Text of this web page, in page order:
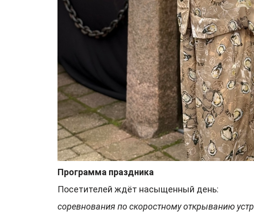
Программа праздника
Посетителей ждёт насыщенный день:
соревнования по скоростному открыванию